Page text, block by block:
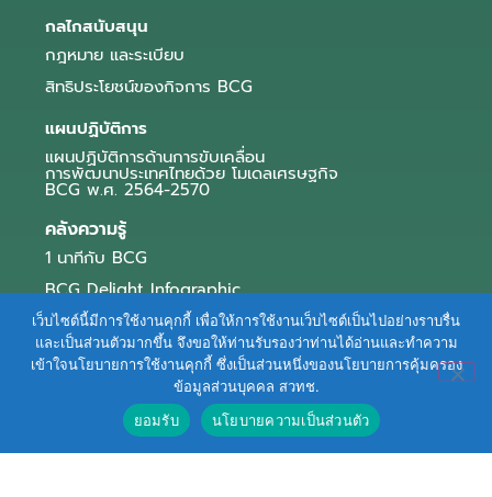
กลไกสนับสนุน
กฎหมาย และระเบียบ
สิทธิประโยชน์ของกิจการ BCG
แผนปฏิบัติการ
แผนปฏิบัติการด้านการขับเคลื่อน
การพัฒนาประเทศไทยด้วย โมเดลเศรษฐกิจ
BCG พ.ศ. 2564-2570
คลังความรู้
1 นาทีกับ BCG
BCG Delight Infographic
สื่อประชาสัมพันธ์
e-Book Series
ตัวอย่างธุรกิจ BCG
ข่าวและบทความ
เว็บไซต์นี้มีการใช้งานคุกกี้ เพื่อให้การใช้งานเว็บไซต์เป็นไปอย่างราบรื่น
และเป็นส่วนตัวมากขึ้น จึงขอให้ท่านรับรองว่าท่านได้อ่านและทำความ
เข้าใจนโยบายการใช้งานคุกกี้ ซึ่งเป็นส่วนหนึ่งของนโยบายการคุ้มครอง
ข้อมูลส่วนบุคคล สวทช.
ยอมรับ
นโยบายความเป็นส่วนตัว